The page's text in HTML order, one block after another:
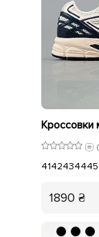
4142434445
1890 ₴